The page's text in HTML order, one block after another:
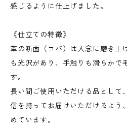
感じるように仕上げました。
《仕立ての特徴》
革の断面（コバ）は入念に磨き上
も光沢があり、手触りも滑らかで
す。
長い間ご使用いただける品として
信を持ってお届けいただけるよう
めています。